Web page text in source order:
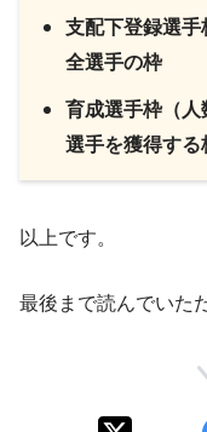
支配下登録選
全選手の枠
育成選手枠（
選手を獲得する
以上です。
最後まで読んでいた